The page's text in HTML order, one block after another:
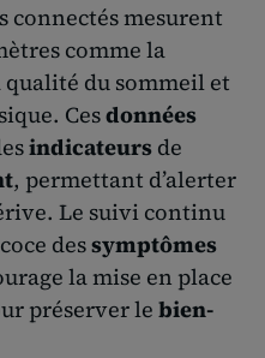
connectés mesurent
comme la
du sommeil et
Cesdonnées
indicateurs de
, permettant d’alerter
Le suivi continu
dessymptômes
la mise en place
préserver le bien-